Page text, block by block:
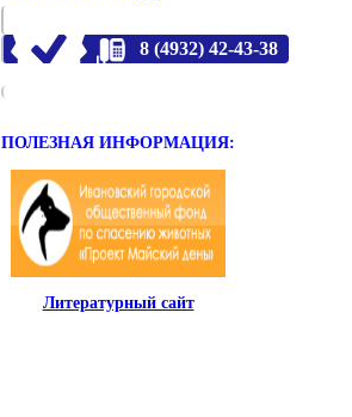
8 (4932) 42-43-38
ПОЛЕЗНАЯ ИНФОРМАЦИЯ:
Литературный сайт